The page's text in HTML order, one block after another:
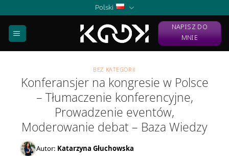
content
Polski
NAPISZ DO
MNIE
BEZ KATEGORII
Konferansjer na kongresie w Polsce
– Tłumaczenie konferencyjne,
Prowadzenie eventów,
Moderowanie debat – Baza Wiedzy
Autor: Katarzyna Głuchowska